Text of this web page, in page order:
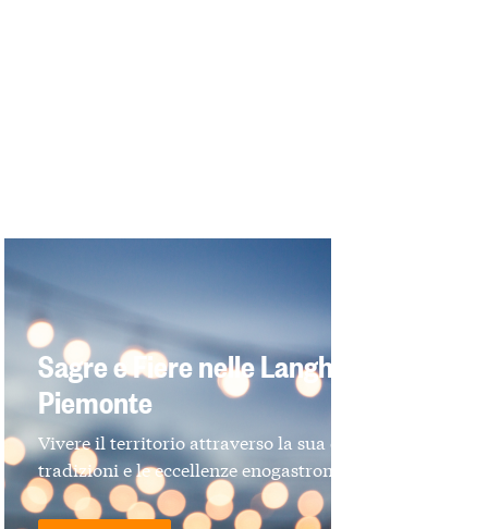
Sagre e Fiere nelle Langhe e in
Piemonte
Vivere il territorio attraverso la sua cultura, le
tradizioni e le eccellenze enogastronomiche